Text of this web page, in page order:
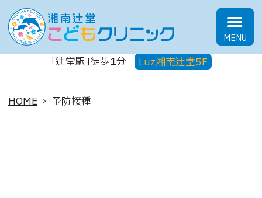
湘南辻堂こどもクリニック
｢辻堂駅｣徒歩1分 Luz湘南辻堂5F
HOME 予防接種